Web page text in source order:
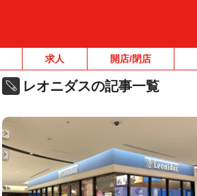
求人 開店/閉店
レオニダスの記事一覧